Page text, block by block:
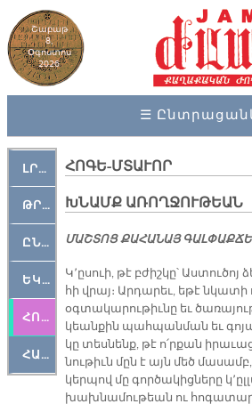
Շաբաթ
8,
Օգոստոս
2026
☰
ԼՐԱՀՈՍ
ԹՐՔԱՀԱՅ ԿԵԱՆՔ
ԸՆԿԵՐԱՄՇԱԿՈՒԹԱՅԻՆ
ԵԿԵՂԵՑԱԿԱՆ
ՀՈԳԵՄՏԱՒՈՐ
ՀԱՐԹԱԿ
ՀՈԳԵ-ՄՏԱՒՈՐ
ԽՆԱՄՔ ԱՌՈՂՋՈՒԹԵԱՆ
ՄԱՇ­ՏՈՑ ՔԱ­ՀԱ­ՆԱՅ
Կ՚ը­սուի, թէ բժիշ­կը՝
հի վրայ։ Ար­դա­րեւ, ե­թէ նկա­տի
օգ­տա­կա­րու­թիւ­նը եւ
կեան­քին պահ­պան­ման եւ
կը տես­նենք, թէ ո՛ր­քան
նու­թիւն մըն է այն մեծ
կեր­պով մը գոր­ծա­կից­նե­րը
խախ­նա­մու­թեան ու